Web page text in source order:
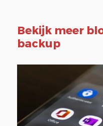
Bekijk meer
backup